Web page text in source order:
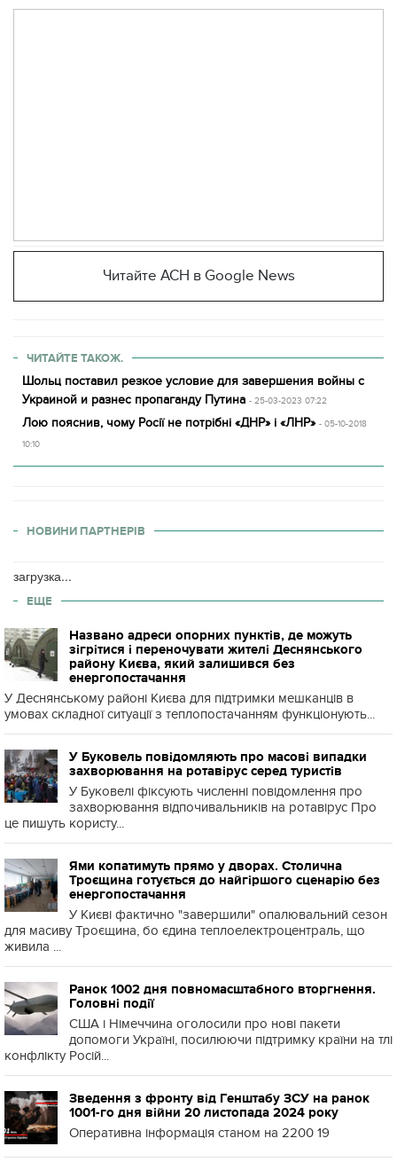
Читайте АСН в Google News
ЧИТАЙТЕ ТАКОЖ.
Шольц поставил резкое условие для завершения войны с
Украиной и разнес пропаганду Путина - 25-03-2023 07:22
Лою пояснив, чому Росії не потрібні «ДНР» і «ЛНР» - 05-10-2018
10:10
НОВИНИ ПАРТНЕРІВ
загрузка...
ЕЩЕ
Названо адреси опорних пунктів, де можуть
зігрітися і переночувати жителі Деснянського
району Києва, який залишився без
енергопостачання
У Деснянському районі Києва для підтримки мешканців в
умовах складної ситуації з теплопостачанням функціонують...
У Буковель повідомляють про масові випадки
захворювання на ротавірус серед туристів
У Буковелі фіксують численні повідомлення про
захворювання відпочивальників на ротавірус Про
це пишуть користу...
Ями копатимуть прямо у дворах. Столична
Троєщина готується до найгіршого сценарію без
енергопостачання
У Києві фактично "завершили" опалювальний сезон
для масиву Троєщина, бо єдина теплоелектроцентраль, що
живила ...
Ранок 1002 дня повномасштабного вторгнення.
Головні події
США і Німеччина оголосили про нові пакети
допомоги Україні, посилюючи підтримку країни на тлі
конфлікту Росій...
Зведення з фронту від Генштабу ЗСУ на ранок
1001-го дня війни 20 листопада 2024 року
Оперативна інформація станом на 2200 19